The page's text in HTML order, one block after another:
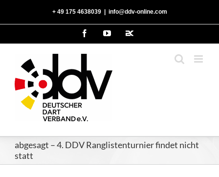
‭+ 49 175 4638039‬ info@ddv-online.com
FacebookYouTube2kDart
abgesagt – 4. DDV Ranglistenturnier findet nicht
statt